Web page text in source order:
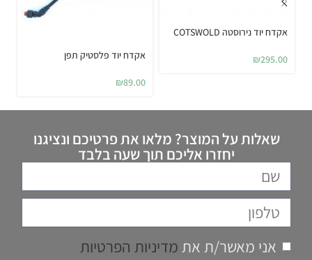
אקדח יוד נירוסטה COTSWOLD
₪295.00 אקדח יוד פלסטיק תפן
₪89.00
שאלות על המוצר? מלאו את פרטיכם ונציגנו
יחזרו אליכם תוך שעה בלבד
אני מאשר/ת את מדיניות הפרטיות